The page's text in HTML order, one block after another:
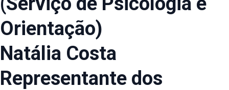
Orientação)
Natália Costa
Representante dos